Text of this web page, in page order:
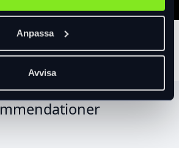
Anpassa
Avvisa